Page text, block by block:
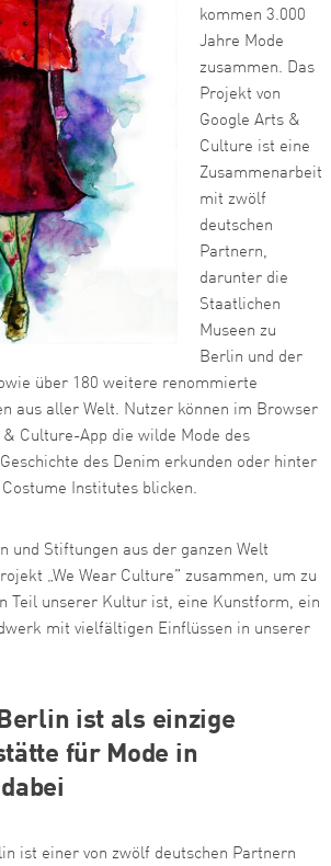
kommen 3.000
Jahre Mode
zusammen. Das
Projekt von
Google Arts &
Culture ist eine
Zusammenarbeit
mit zwölf
deutschen
Partnern,
darunter die
Staatlichen
Museen zu
Berlin und der
über 180 weitere renommierte
aus aller Welt. Nutzer können im Browser
Culture-App die wilde Mode des
des Denim erkunden oder hinter
Institutes blicken.
und Stiftungen aus der ganzen Welt
„We Wear Culture” zusammen, um zu
Teil unserer Kultur ist, eine Kunstform, ein
mit vielfältigen Einflüssen in unserer
ist als einzige
für Mode in
ist einer von zwölf deutschen Partnern